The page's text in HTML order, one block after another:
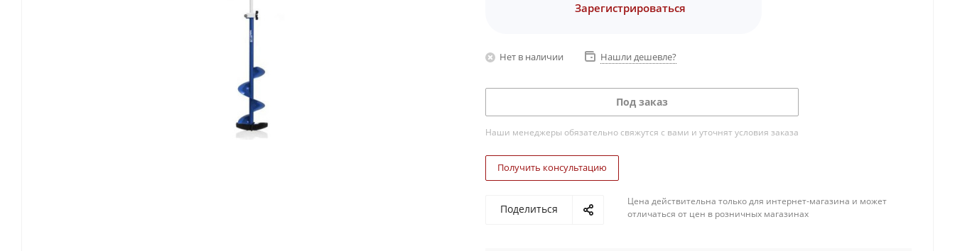
Зарегистрироваться
Нет в наличии Нашли дешевле?
Под заказ
Наши менеджеры обязательно свяжутся с вами и уточнят условия заказа
Получить консультацию
Поделиться
Цена действительна только для интернет-магазина и может
отличаться от цен в розничных магазинах